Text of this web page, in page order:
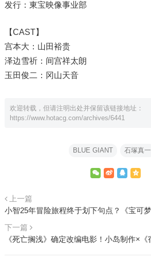
发行：東宝映像事业部
【CAST】
宫本大：山田裕贵
泽边雪祈：间宫祥太朗
玉田俊二：冈山天音
欢迎转载，但请注明出处并保留该链接地址：
https://www.hotacg.com/archives/6441
BLUE GIANT 石塚真一
上一篇
下一篇